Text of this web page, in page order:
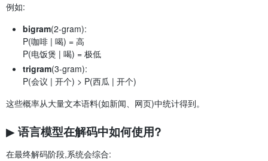
例如:
bigram(2-gram):
P(咖啡 | 喝) = 高
P(电饭煲 | 喝) = 极低
trigram(3-gram):
P(会议 | 开个) > P(西瓜 | 开个)
这些概率从大量文本语料(如新闻、网页)中统计得到。
▶ 语言模型在解码中如何使用?
在最终解码阶段,系统会综合: